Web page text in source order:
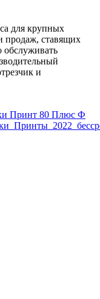
для крупных
продаж, ставящих
обслуживать
и
Принт 80 Плюс Ф